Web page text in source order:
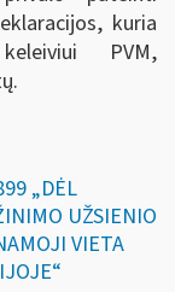
kuria
PVM,
„DĖL
UŽSIENIO
VIETA